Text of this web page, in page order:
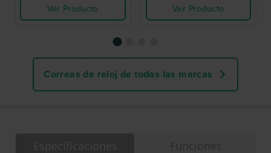
Ver Producto
Ver Producto
Correas de reloj de todas las marcas